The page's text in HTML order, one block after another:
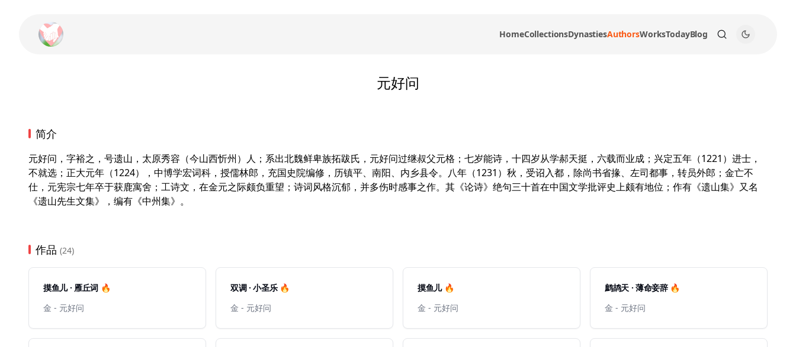
HomeCollectionsDynastiesAuthorsWorksTodayBlog
元好问
简介
元好问，字裕之，号遗山，太原秀容（今山西忻州）人；系出北魏鲜卑族拓跋氏，元好问过继叔父元格；七岁能诗，十四岁从学郝天挺，六载而业成；兴定五年（1221）进士，
不就选；正大元年（1224），中博学宏词科，授儒林郎，充国史院编修，历镇平、南阳、内乡县令。八年（1231）秋，受诏入都，除尚书省掾、左司都事，转员外郎；金亡不
仕，元宪宗七年卒于获鹿寓舍；工诗文，在金元之际颇负重望；诗词风格沉郁，并多伤时感事之作。其《论诗》绝句三十首在中国文学批评史上颇有地位；作有《遗山集》又名
《遗山先生文集》，编有《中州集》。
作品 (24)
摸鱼儿 · 雁丘词 🔥
金 - 元好问
双调 · 小圣乐 🔥
金 - 元好问
摸鱼儿 🔥
金 - 元好问
鹧鸪天 · 薄命妾辞 🔥
金 - 元好问